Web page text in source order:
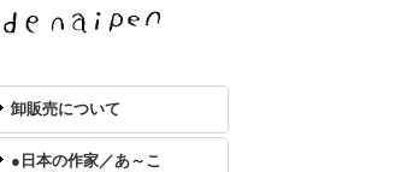
卸販売について
●日本の作家／あ～こ